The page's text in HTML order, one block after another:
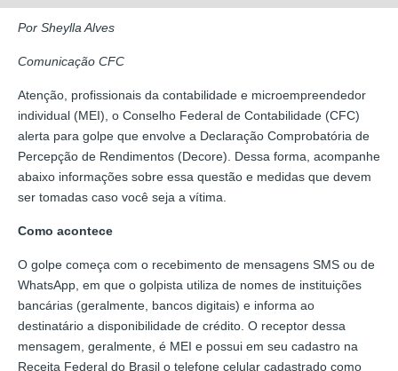
Por Sheylla Alves
Comunicação CFC
Atenção, profissionais da contabilidade e microempreendedor
individual (MEI), o Conselho Federal de Contabilidade (CFC)
alerta para golpe que envolve a Declaração Comprobatória de
Percepção de Rendimentos (Decore). Dessa forma, acompanhe
abaixo informações sobre essa questão e medidas que devem
ser tomadas caso você seja a vítima.
Como acontece
O golpe começa com o recebimento de mensagens SMS ou de
WhatsApp, em que o golpista utiliza de nomes de instituições
bancárias (geralmente, bancos digitais) e informa ao
destinatário a disponibilidade de crédito. O receptor dessa
mensagem, geralmente, é MEI e possui em seu cadastro na
Receita Federal do Brasil o telefone celular cadastrado como